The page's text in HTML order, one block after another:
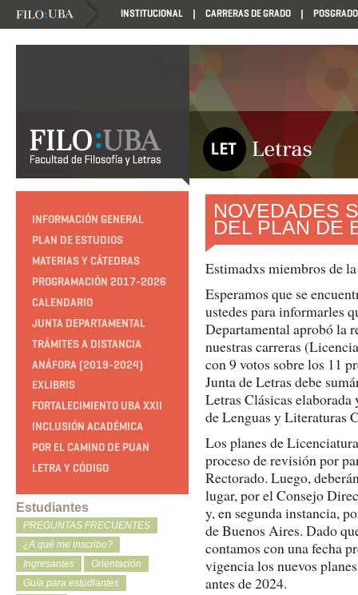
INSTITUCIONAL CARRERAS DE GRADO POSGRADO
INFORMACIÓN GENERAL
PLAN DE ESTUDIOS
MATERIAS Y CÁTEDRAS
PROGRAMACIÓN 2017-2026
CALENDARIO
JUNTA DEPARTAMENTAL
TRÁMITES A DISTANCIA
ANÁFORA (2019-2024)
EXLIBRIS
FORTALECIMIENTO UBA XXII
INCLUSIÓN ACADÉMICA
POR EL CAMINO DE PUAN
LETRA Y CÓDIGO
Estudiantes
PREGUNTAS FRECUENTES
¿A qué me inscribo?
Ingresantes
Orientación
Guía para estudiantes
NOVEDADES
DEL PLAN DE
Estimadxs miembros de
Esperamos que se
ustedes para informarles
Departamental aprobó la
nuestras carreras
con 9 votos sobre los 11
Junta de Letras debe
Letras Clásicas
de Lenguas y Literaturas
Los planes de
proceso de revisión por
Rectorado. Luego,
lugar, por el Consejo
y, en segunda instancia,
de Buenos Aires. Dado
contamos con una fecha
vigencia los nuevos
antes de 2024.